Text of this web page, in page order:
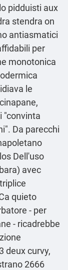
pidduisti aux
stendra on
antiasmatici
per
monotonica
le
"convinta
Da parecchi
Dell'uso
avec
quieto
- per
- ricadrebbe
deux curvy,
2666